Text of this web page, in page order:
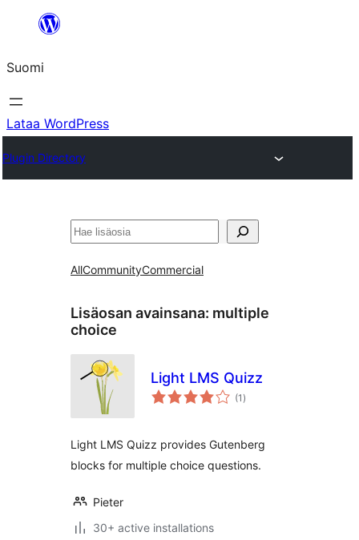
Suomi
Lataa WordPress
Plugin Directory
Etsi
AllCommunityCommercial
Lisäosan avainsana: multiple
choice
Light LMS Quizz
(1 arvosanat
yhteensä
)
Light LMS Quizz provides Gutenberg
blocks for multiple choice questions.
Pieter
30+ active installations